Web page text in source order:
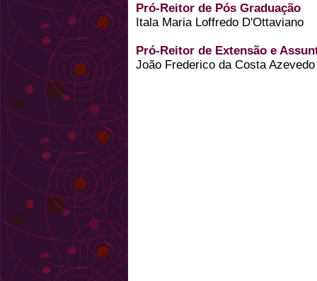
Pró-Reitor de Pós Graduação
Itala Maria Loffredo D'Ottaviano
Pró-Reitor de Extensão e
João Frederico da Costa